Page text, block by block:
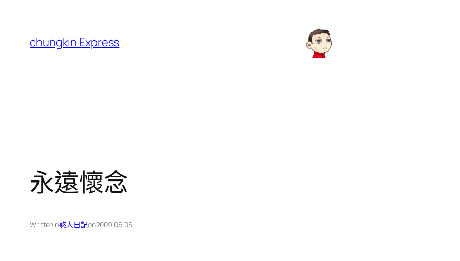
chungkin Express
永遠懷念
Writtenin憨人日記on2009.06.05